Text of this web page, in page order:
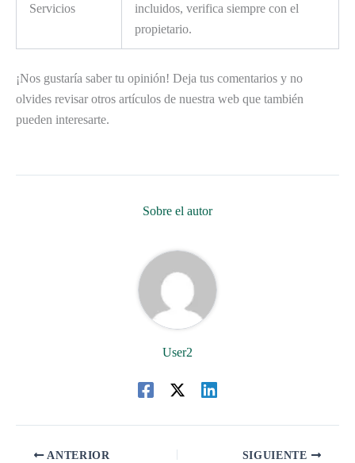
Servicios
incluidos, verifica siempre con el
propietario.
¡Nos gustaría saber tu opinión! Deja tus comentarios y no
olvides revisar otros artículos de nuestra web que también
pueden interesarte.
Sobre el autor
User2
ANTERIOR SIGUIENTE